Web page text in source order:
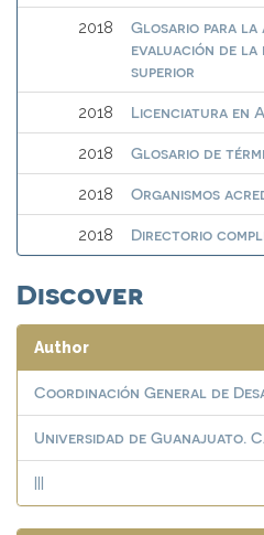
2018
Glosario para la
evaluación de la
superior
2018 Licenciatura en
2018 Glosario de
2018 Organismos
2018 Directorio
Discover
Author
Coordinación General de
Universidad de Guanajuato.
|||